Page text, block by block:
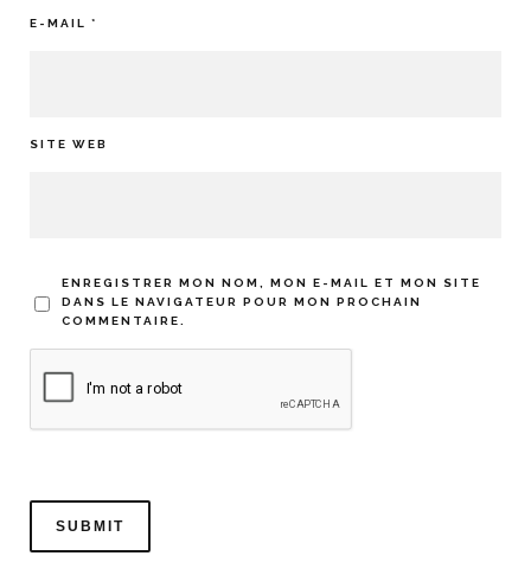
E-MAIL *
SITE WEB
ENREGISTRER MON NOM, MON E-MAIL ET MON SITE
DANS LE NAVIGATEUR POUR MON PROCHAIN
COMMENTAIRE.